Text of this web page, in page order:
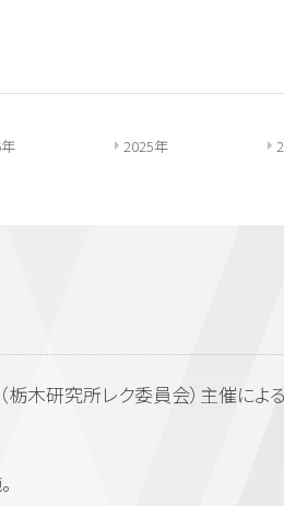
2025年
木研究所レク委員会）主催による